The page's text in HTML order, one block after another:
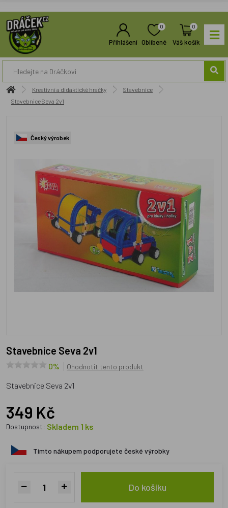
Přihlášení
0
Oblíbené
0
Váš košík
Kreativní a didaktické hračky
Stavebnice
Stavebnice Seva 2v1
Český výrobek
Stavebnice Seva 2v1
0% Ohodnotit tento produkt
Stavebnice Seva 2v1
349 Kč
Dostupnost: Skladem 1 ks
Tímto nákupem podporujete české výrobky
Do košíku